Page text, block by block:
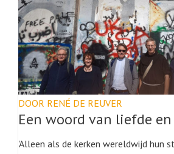
DOOR RENÉ DE REUVER
Een woord van liefde
'Alleen als de kerken wereldwijd hun